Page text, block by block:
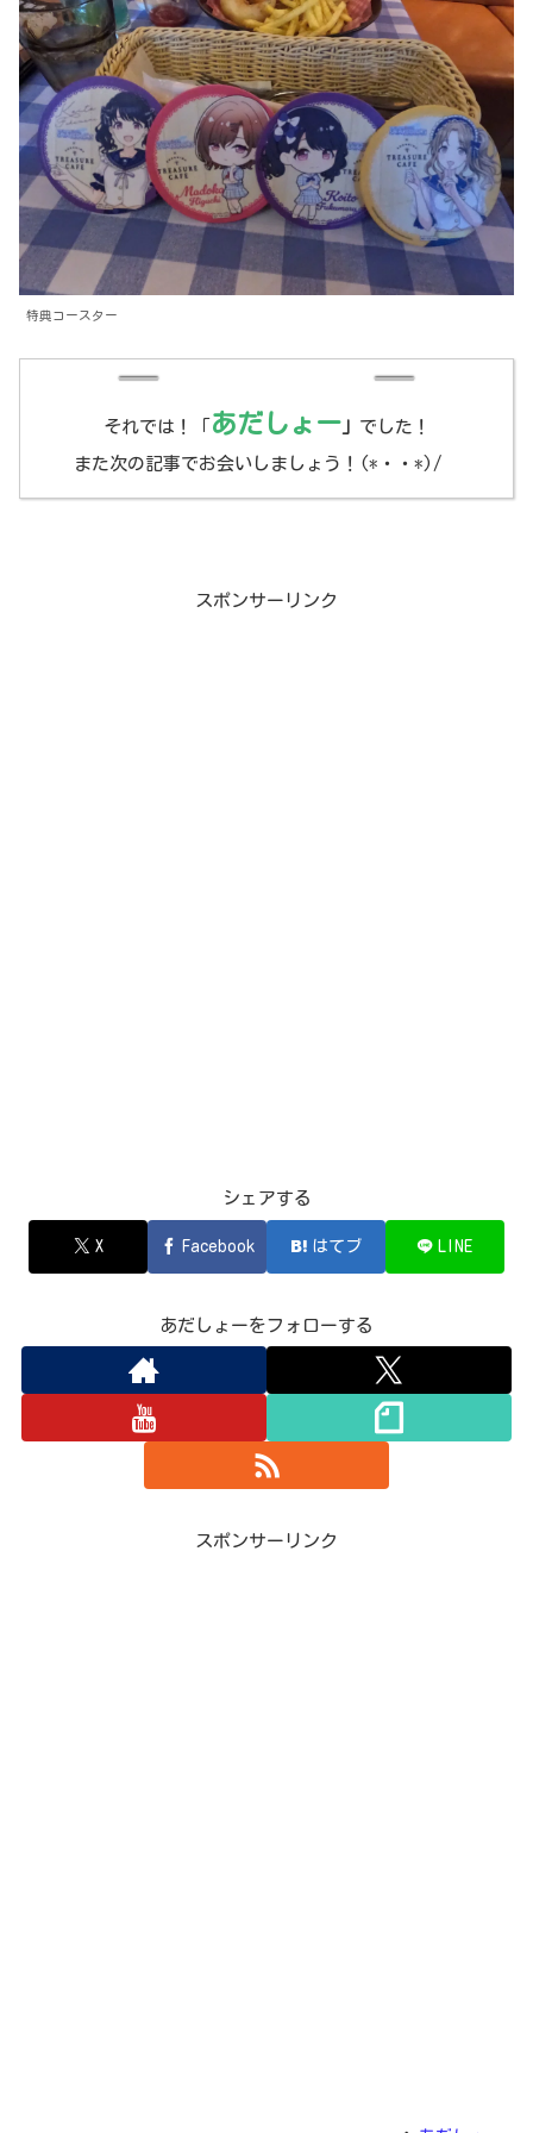
特典コースター
それでは！「 あだしょー」 でした！
また次の記事でお会いしましょう！(*・・*)/
スポンサーリンク
シェアする
X Facebook はてブ LINE
あだしょーをフォローする
スポンサーリンク